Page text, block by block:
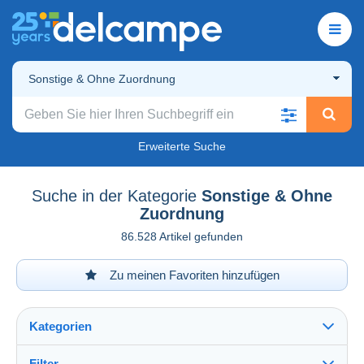
Sonstige & Ohne Zuordnung
Erweiterte Suche
Suche in der Kategorie Sonstige & Ohne
Zuordnung
86.528 Artikel gefunden
Zu meinen Favoriten hinzufügen
Kategorien